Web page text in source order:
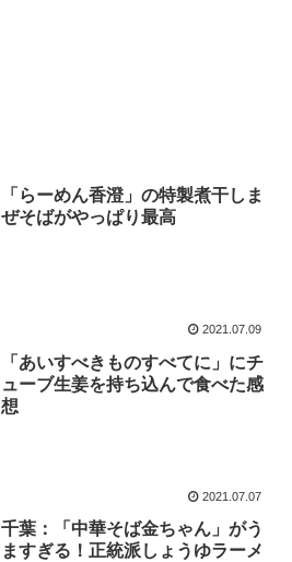
「らーめん香澄」の特製煮干しま
ぜそばがやっぱり最高
2021.07.09
「あいすべきものすべてに」にチ
ューブ生姜を持ち込んで食べた感
想
2021.07.07
千葉：「中華そば金ちゃん」がう
ますぎる！正統派しょうゆラーメ